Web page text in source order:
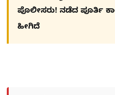
ಪೊಲೀಸರು! ನಡೆದ ಪೂರ್ತಿ
ಹೀಗಿದೆ